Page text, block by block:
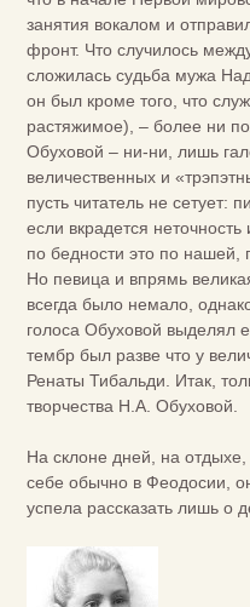
занятия вокалом и
фронт. Что случилось
сложилась судьба мужа
он был кроме того, что
растяжимое), – более ни
Обуховой – ни-ни, лишь
величественных и
пусть читатель не
если вкрадется
по бедности это по нашей,
Но певица и впрямь
всегда было немало,
голоса Обуховой выделял
тембр был разве что у
Ренаты Тибальди. Итак,
творчества Н.А. Обуховой.
На склоне дней, на
себе обычно в Феодосии,
успела рассказать лишь о